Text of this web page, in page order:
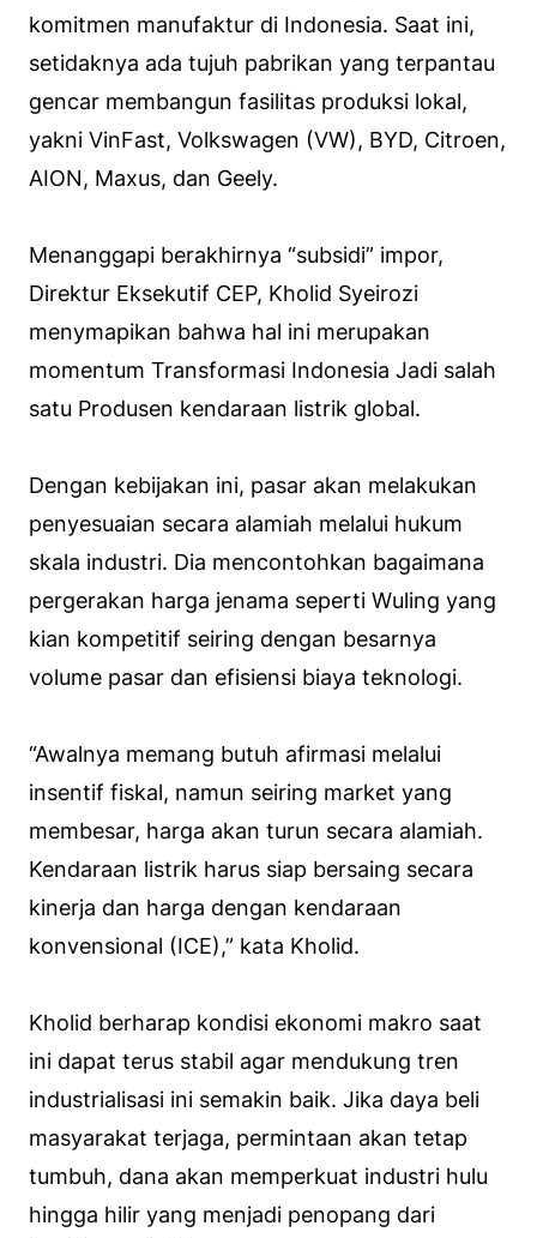
komitmen manufaktur di Indonesia. Saat ini,
setidaknya ada tujuh pabrikan yang terpantau
gencar membangun fasilitas produksi lokal,
yakni VinFast, Volkswagen (VW), BYD, Citroen,
AION, Maxus, dan Geely.
Menanggapi berakhirnya “subsidi” impor,
Direktur Eksekutif CEP, Kholid Syeirozi
menymapikan bahwa hal ini merupakan
momentum Transformasi Indonesia Jadi salah
satu Produsen kendaraan listrik global.
Dengan kebijakan ini, pasar akan melakukan
penyesuaian secara alamiah melalui hukum
skala industri. Dia mencontohkan bagaimana
pergerakan harga jenama seperti Wuling yang
kian kompetitif seiring dengan besarnya
volume pasar dan efisiensi biaya teknologi.
“Awalnya memang butuh afirmasi melalui
insentif fiskal, namun seiring market yang
membesar, harga akan turun secara alamiah.
Kendaraan listrik harus siap bersaing secara
kinerja dan harga dengan kendaraan
konvensional (ICE),” kata Kholid.
Kholid berharap kondisi ekonomi makro saat
ini dapat terus stabil agar mendukung tren
industrialisasi ini semakin baik. Jika daya beli
masyarakat terjaga, permintaan akan tetap
tumbuh, dana akan memperkuat industri hulu
hingga hilir yang menjadi penopang dari